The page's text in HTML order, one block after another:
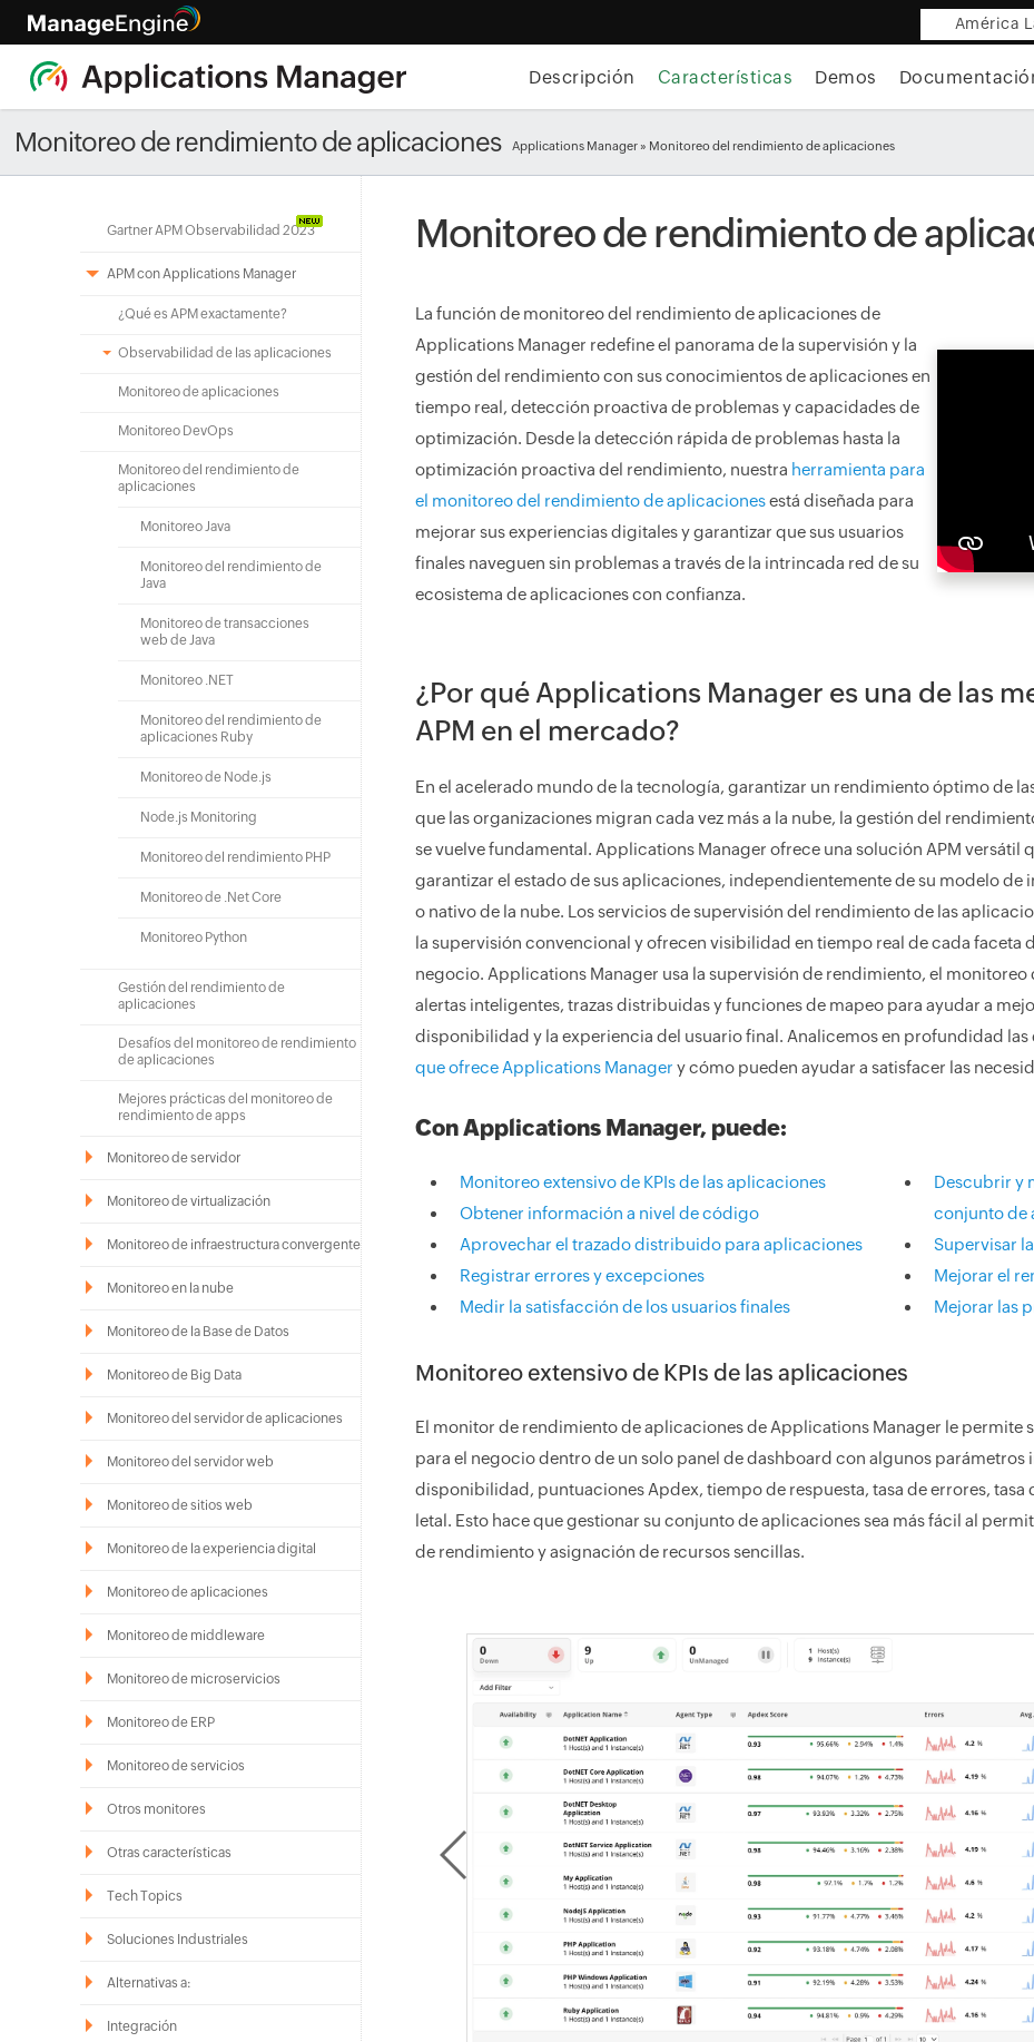
América
Descripción Características Demos
Monitoreo de rendimiento de aplicaciones Applications Manager » Monitoreo del rendimiento de aplicaciones
Gartner APM Observabilidad 2023
APM con Applications Manager
¿Qué es APM exactamente?
Observabilidad de las aplicaciones
Monitoreo de aplicaciones
Monitoreo DevOps
Monitoreo del rendimiento de
aplicaciones
Monitoreo Java
Monitoreo del rendimiento de
Java
Monitoreo de transacciones
web de Java
Monitoreo .NET
Monitoreo del rendimiento de
aplicaciones Ruby
Monitoreo de Node.js
Node.js Monitoring
Monitoreo del rendimiento PHP
Monitoreo de .Net Core
Monitoreo Python
Gestión del rendimiento de
aplicaciones
Desafíos del monitoreo de rendimiento
de aplicaciones
Mejores prácticas del monitoreo de
rendimiento de apps
Monitoreo de servidor
Monitoreo de virtualización
Monitoreo de infraestructura convergente
Monitoreo en la nube
Monitoreo de la Base de Datos
Monitoreo de Big Data
Monitoreo del servidor de aplicaciones
Monitoreo del servidor web
Monitoreo de sitios web
Monitoreo de la experiencia digital
Monitoreo de aplicaciones
Monitoreo de middleware
Monitoreo de microservicios
Monitoreo de ERP
Monitoreo de servicios
Otros monitores
Otras características
Tech Topics
Soluciones Industriales
Alternativas a:
Integración
Monitoreo de rendimiento de
La función de monitoreo del rendimiento de aplicaciones de
Applications Manager redefine el panorama de la supervisión y la
gestión del rendimiento con sus conocimientos de aplicaciones en
tiempo real, detección proactiva de problemas y capacidades de
optimización. Desde la detección rápida de problemas hasta la
optimización proactiva del rendimiento, nuestra herramienta para
el monitoreo del rendimiento de aplicacionesestá diseñada para
mejorar sus experiencias digitales y garantizar que sus usuarios
finales naveguen sin problemas a través de la intrincada red de su
ecosistema de aplicaciones con confianza.
¿Por qué Applications Manager es una de las
APM en el mercado?
En el acelerado mundo de la tecnología, garantizar un rendimiento óptimo de
que las organizaciones migran cada vez más a la nube, la gestión del
se vuelve fundamental. Applications Manager ofrece una solución APM versátil
garantizar el estado de sus aplicaciones, independientemente de su modelo de
o nativo de la nube. Los servicios de supervisión del rendimiento de las
la supervisión convencional y ofrecen visibilidad en tiempo real de cada faceta
negocio. Applications Manager usa la supervisión de rendimiento, el monitoreo
alertas inteligentes, trazas distribuidas y funciones de mapeo para ayudar a
disponibilidad y la experiencia del usuario final. Analicemos en profundidad las
que ofrece Applications Manager y cómo pueden ayudar a satisfacer las
Con Applications Manager, puede:
Monitoreo extensivo de KPIs de las aplicaciones
Obtener información a nivel de código
Aprovechar el trazado distribuido para aplicaciones
Registrar errores y excepciones
Medir la satisfacción de los usuarios finales
Descubrir y
conjunto de
Supervisar
Mejorar el
Mejorar las
Monitoreo extensivo de KPIs de las aplicaciones
El monitor de rendimiento de aplicaciones de Applications Manager le permite
para el negocio dentro de un solo panel de dashboard con algunos
disponibilidad, puntuaciones Apdex, tiempo de respuesta, tasa de errores,
letal. Esto hace que gestionar su conjunto de aplicaciones sea más fácil al
de rendimiento y asignación de recursos sencillas.